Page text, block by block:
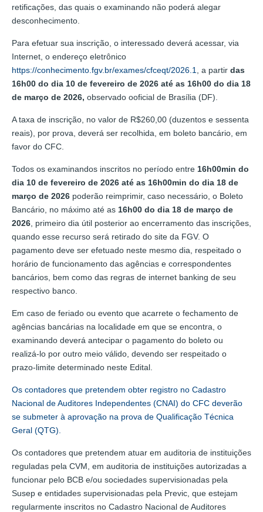
retificações, das quais o examinando não poderá alegar
desconhecimento.
Para efetuar sua inscrição, o interessado deverá acessar, via
Internet, o endereço eletrônico
https://conhecimento.fgv.br/exames/cfceqt/2026.1
, a partir das
16h00 do dia 10 de fevereiro de 2026 até as 16h00 do dia 18
de março de 2026, observado ooficial de Brasília (DF).
A taxa de inscrição, no valor de R$260,00 (duzentos e sessenta
reais), por prova, deverá ser recolhida, em boleto bancário, em
favor do CFC.
Todos os examinandos inscritos no período entre 16h00min do
dia 10 de fevereiro de 2026 até as 16h00min do dia 18 de
março de 2026 poderão reimprimir, caso necessário, o Boleto
Bancário, no máximo até as 16h00 do dia 18 de março de
2026 , primeiro dia útil posterior ao encerramento das inscrições,
quando esse recurso será retirado do site da FGV. O
pagamento deve ser efetuado neste mesmo dia, respeitado o
horário de funcionamento das agências e correspondentes
bancários, bem como das regras de internet banking de seu
respectivo banco.
Em caso de feriado ou evento que acarrete o fechamento de
agências bancárias na localidade em que se encontra, o
examinando deverá antecipar o pagamento do boleto ou
realizá-lo por outro meio válido, devendo ser respeitado o
prazo-limite determinado neste Edital.
Os contadores que pretendem obter registro no Cadastro
Nacional de Auditores Independentes (CNAI) do CFC deverão
se submeter à aprovação na prova de Qualificação Técnica
Geral (QTG).
Os contadores que pretendem atuar em auditoria de instituições
reguladas pela CVM, em auditoria de instituições autorizadas a
funcionar pelo BCB e/ou sociedades supervisionadas pela
Susep e entidades supervisionadas pela Previc, que estejam
regularmente inscritos no Cadastro Nacional de Auditores